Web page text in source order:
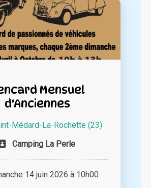
Mensuel
d'Anciennes
Médard-La-Rochette (23)
Camping La Perle
14 juin 2026 à 10h00